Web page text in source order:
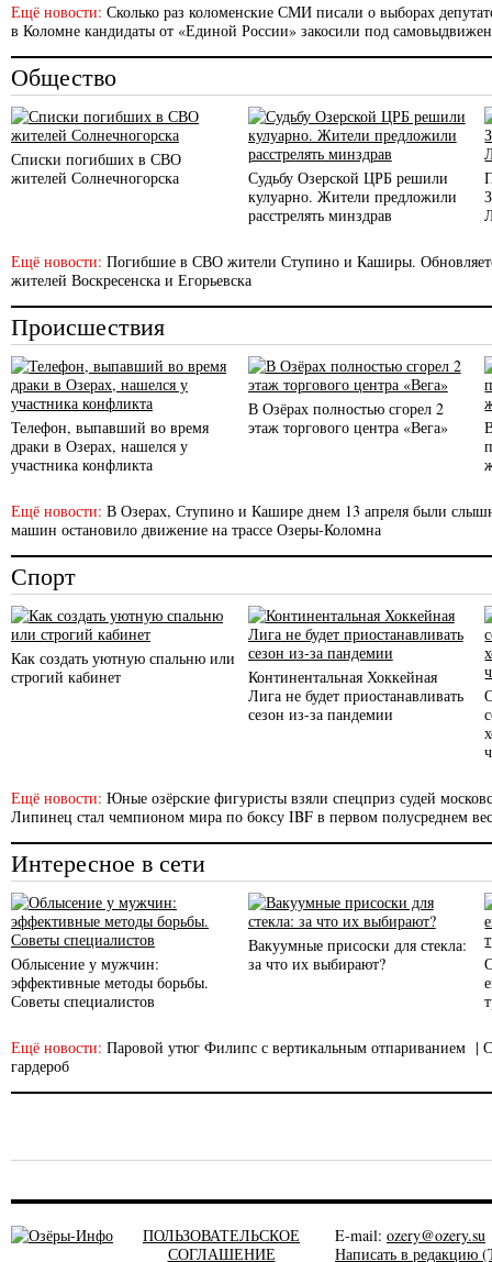
Ещё новости: Сколько раз коломенские СМИ писали о выборах
в Коломне кандидаты от «Единой России» закосили под
Общество
Списки погибших в СВО
жителей Солнечногорска
Судьбу Озерской ЦРБ решили
кулуарно. Жители предложили
расстрелять минздрав
Ещё новости: Погибшие в СВО жители Ступино и Каширы.
жителей Воскресенска и Егорьевска
Происшествия
Телефон, выпавший во время
драки в Озерах, нашелся у
участника конфликта
В Озёрах полностью сгорел 2
этаж торгового центра «Вега»
Ещё новости: В Озерах, Ступино и Кашире днем 13 апреля были
машин остановило движение на трассе Озеры-Коломна
Спорт
Как создать уютную спальню или
строгий кабинет
Континентальная Хоккейная
Лига не будет приостанавливать
сезон из-за пандемии
Ещё новости: Юные озёрские фигуристы взяли спецприз судей
Липинец стал чемпионом мира по боксу IBF в первом полусреднем
Интересное в сети
Облысение у мужчин:
эффективные методы борьбы.
Советы специалистов
Вакуумные присоски для стекла:
за что их выбирают?
Ещё новости: Паровой утюг Филипс с вертикальным отпариванием |
гардероб
ПОЛЬЗОВАТЕЛЬСКОЕ
СОГЛАШЕНИЕ
E-mail: ozery@ozery.su
Написать в редакцию